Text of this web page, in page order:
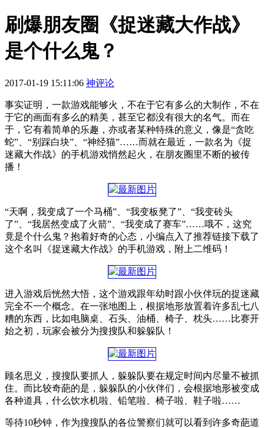
刷爆朋友圈《捉迷藏大作战》
是个什么鬼？
2017-01-19 15:11:06 神评论
事实证明，一款游戏能够火，不在于它有多么的大制作，不在
于它的画面有多么的精美，甚至它都没有很大的名气。而在
于，它有着简单的乐趣，亦或者某种特殊的意义，像是“贪吃
蛇”、“别踩白块”、“神经猫”……而就在最近，一款名为《捉
迷藏大作战》的手机游戏悄然起火，在朋友圈里不断的被传
播！
“天啊，我变成了一个马桶”、“我变板凳了”、“我变砖头
了”、“我居然变成了火箭”、“我变成了赛车”……哦不，这究
竟是个什么鬼？抱着好奇的心态，小编点入了推荐链接下载了
这个名叫《捉迷藏大作战》的手机游戏，附上二维码！
进入游戏后恍然大悟，这个游戏跟年幼时跟小伙伴玩的捉迷藏
完全不一个概念。在一张地图上，根据地形放置着许多乱七八
糟的东西，比如电脑桌、石头、油桶、椅子、枕头……比赛开
始之初，玩家会被分为搜搜队和躲躲队！
顾名思义，搜搜队要抓人，躲躲队要在规定时间内尽量不被抓
住。而比较奇葩的是，躲躲队的小伙伴们，会根据地形被变成
各种道具，什么饮水机啦、铅笔啦、椅子啦、鞋子啦……
等待10秒钟，作为搜搜队的各位警察们就可以看到许多奇葩道